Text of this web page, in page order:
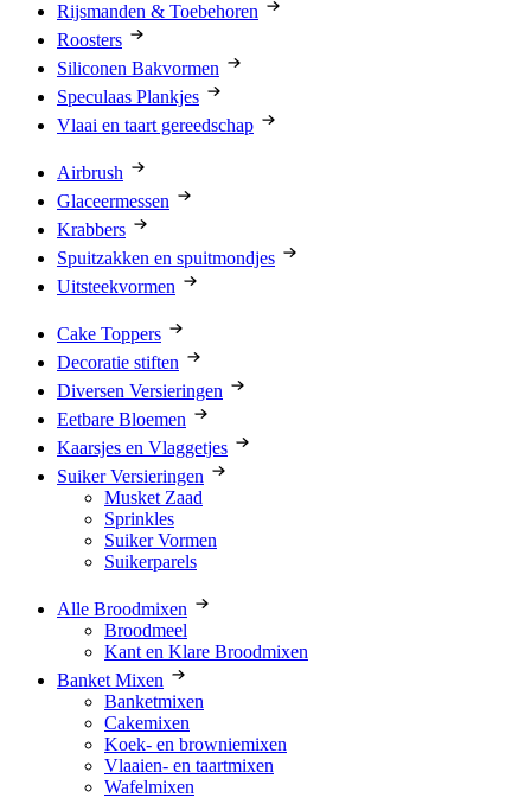
Rijsmanden & Toebehoren
Roosters
Siliconen Bakvormen
Speculaas Plankjes
Vlaai en taart gereedschap
Airbrush
Glaceermessen
Krabbers
Spuitzakken en spuitmondjes
Uitsteekvormen
Cake Toppers
Decoratie stiften
Diversen Versieringen
Eetbare Bloemen
Kaarsjes en Vlaggetjes
Suiker Versieringen
Musket Zaad
Sprinkles
Suiker Vormen
Suikerparels
Alle Broodmixen
Broodmeel
Kant en Klare Broodmixen
Banket Mixen
Banketmixen
Cakemixen
Koek- en browniemixen
Vlaaien- en taartmixen
Wafelmixen